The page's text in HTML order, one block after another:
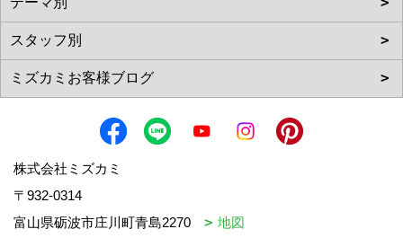
株式会社ミズカミ
〒932-0314
富山県砺波市庄川町青島2270
地図